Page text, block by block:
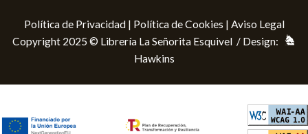
Política de Privacidad| Política de Cookies | Aviso Legal
Copyright 2025 © Librería La Señorita Esquivel / Design:
Hawkins